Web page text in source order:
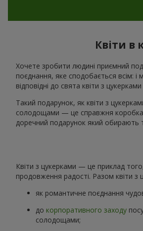
Квіти в
Хочете зробити людині приємний
поєднання, яке сподобається всім: і
відповідні до свята квіти з цукерками
Такий подарунок, як квіти з
солодощами — це справжня коробка
доречний подарунок який обирають
Квіти з цукерками — це приклад
продовження радості. Разом квіти
як романтичне поєднання
до корпоративного заходу
солодощами;